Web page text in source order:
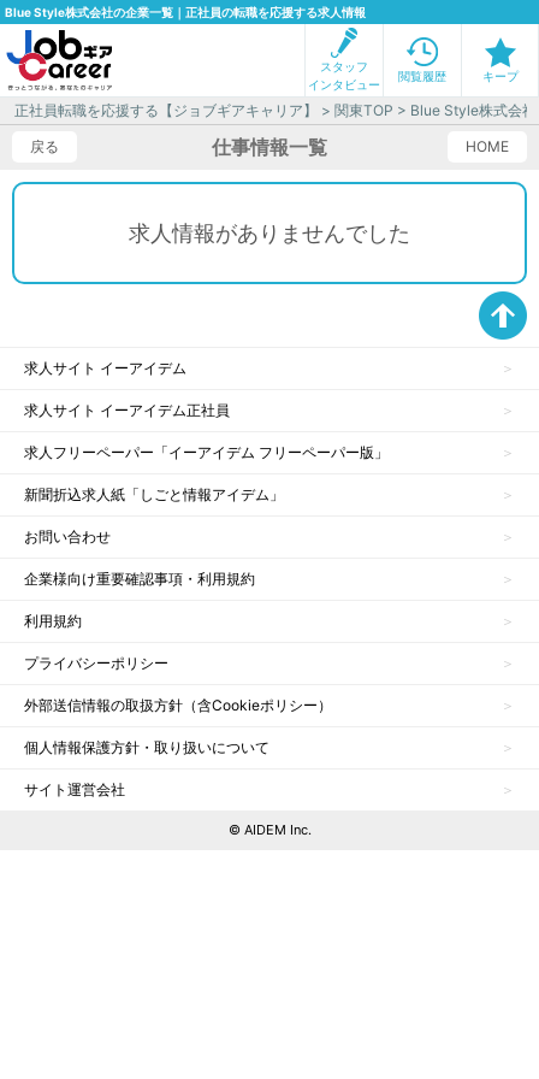
Blue Style株式会社の企業一覧｜正社員の転職を応援する求人情報
スタッフ
インタビュー
閲覧履歴 キープ
正社員転職を応援する【ジョブギアキャリア】 >関東TOP > Blue Style株式会
戻る
HOME
仕事情報一覧
求人情報がありませんでした
求人サイト イーアイデム
求人サイト イーアイデム正社員
求人フリーペーパー「イーアイデム フリーペーパー版」
新聞折込求人紙「しごと情報アイデム」
お問い合わせ
企業様向け重要確認事項・利用規約
利用規約
プライバシーポリシー
外部送信情報の取扱方針（含Cookieポリシー）
個人情報保護方針・取り扱いについて
サイト運営会社
© AIDEM Inc.